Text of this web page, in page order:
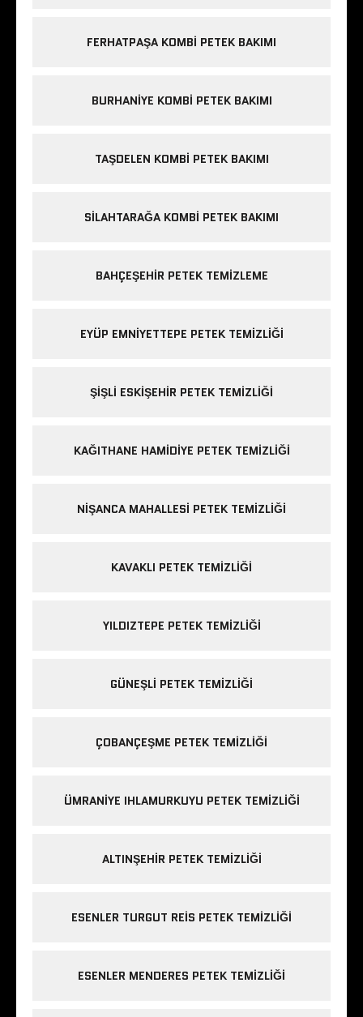
FERHATPAŞA KOMBI PETEK BAKIMI
BURHANIYE KOMBI PETEK BAKIMI
TAŞDELEN KOMBI PETEK BAKIMI
SILAHTARAĞA KOMBI PETEK BAKIMI
BAHÇEŞEHIR PETEK TEMIZLEME
EYÜP EMNIYETTEPE PETEK TEMIZLIĞI
ŞIŞLI ESKIŞEHIR PETEK TEMIZLIĞI
KAĞITHANE HAMIDIYE PETEK TEMIZLIĞI
NIŞANCA MAHALLESI PETEK TEMIZLIĞI
KAVAKLI PETEK TEMIZLIĞI
YILDIZTEPE PETEK TEMIZLIĞI
GÜNEŞLI PETEK TEMIZLIĞI
ÇOBANÇEŞME PETEK TEMIZLIĞI
ÜMRANIYE IHLAMURKUYU PETEK TEMIZLIĞI
ALTINŞEHIR PETEK TEMIZLIĞI
ESENLER TURGUT REIS PETEK TEMIZLIĞI
ESENLER MENDERES PETEK TEMIZLIĞI